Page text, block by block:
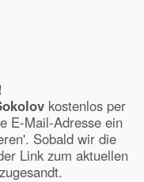
kostenlos per
E-Mail-Adresse ein
Sobald wir die
Link zum aktuellen